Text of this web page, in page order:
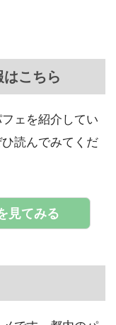
こちら
ェを紹介してい
読んでみてくだ
見てみる